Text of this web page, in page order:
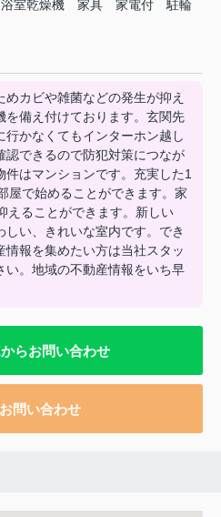
浴室乾燥機 家具 家電付
駐輪
めカビや雑菌などの発生が抑え
を備え付けております。玄関先
行かなくてもインターホン越し
認できるので防犯対策につなが
件はマンションです。充実した1
屋で始めることができます。家
えることができます。新しい
しい、きれいな室内です。でき
情報を集めたい方は当社スタッ
い。地域の不動産情報をいち早
らお問い合わせ
お問い合わせ